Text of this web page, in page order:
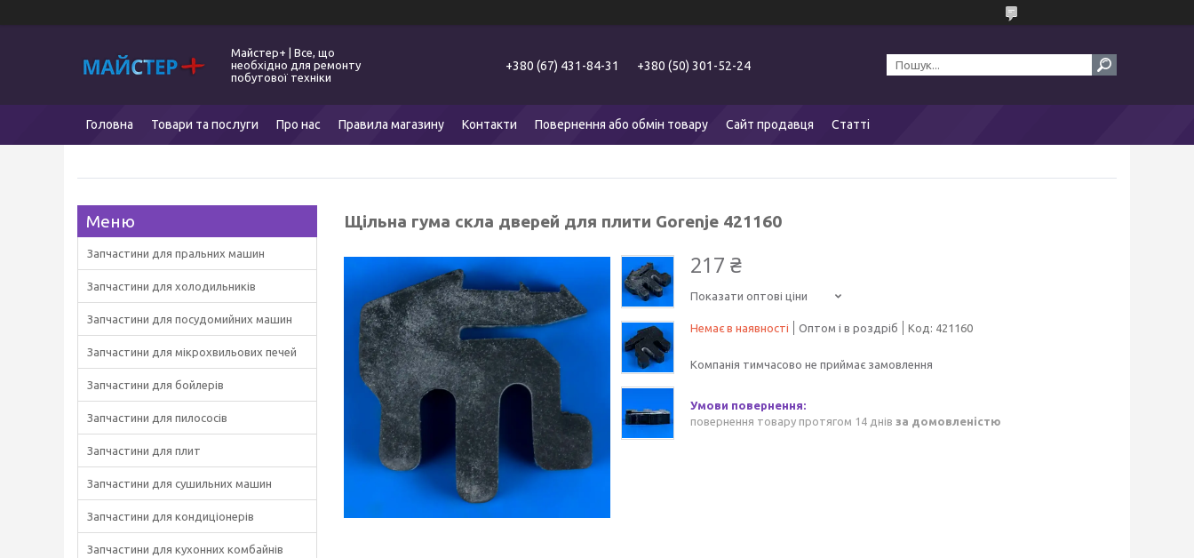
Майстер+ | Все, що
необхідно для ремонту
побутової техніки
+380 (67) 431-84-31 +380 (50) 301-52-24
Головна Товари та послуги Про нас Правила магазину Контакти Повернення або обмін товару Сайт продавця Статті
Щільна гума скла дверей для плити Gorenje 421160
217 ₴
Показати оптові ціни
Немає в наявності Оптом і в роздріб Код: 421160
Компанія тимчасово не приймає замовлення
повернення товару протягом 14 днів за домовленістю
Запчастини для пральних машин
Запчастини для холодильників
Запчастини для посудомийних машин
Запчастини для мікрохвильових печей
Запчастини для бойлерів
Запчастини для пилососів
Запчастини для плит
Запчастини для сушильних машин
Запчастини для кондиціонерів
Запчастини для кухонних комбайнів